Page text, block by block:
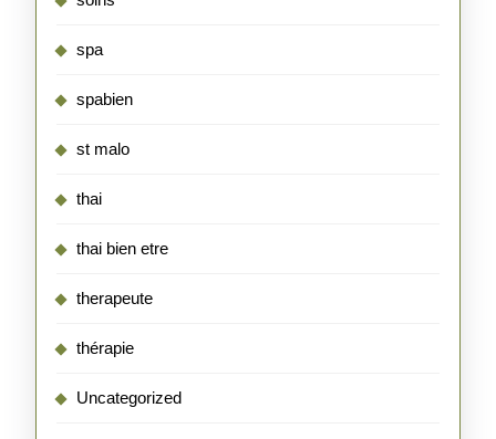
spa
spabien
st malo
thai
thai bien etre
therapeute
thérapie
Uncategorized